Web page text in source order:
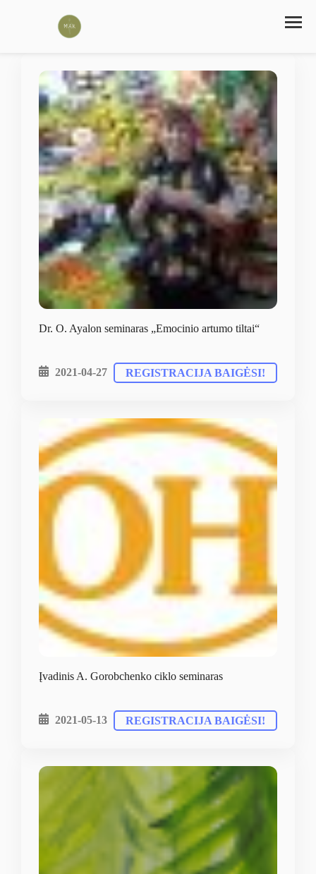
Dr. O. Ayalon seminaras „Emocinio artumo tiltai“
2021-04-27 REGISTRACIJA BAIGĖSI!
Įvadinis A. Gorobchenko ciklo seminaras
2021-05-13 REGISTRACIJA BAIGĖSI!